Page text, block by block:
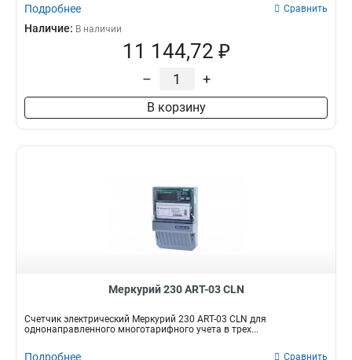
Подробнее Сравнить
Наличие: В наличии
11 144,72 ₽
– +
В корзину
Меркурий 230 АRT-03 СLN
Счетчик электрический Меркурий 230 АRT-03 СLN для
однонаправленного многотарифного учета в трех...
Подробнее Сравнить